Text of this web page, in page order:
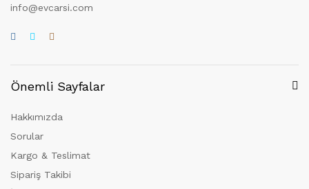
info@evcarsi.com
Önemli Sayfalar
Hakkımızda
Sorular
Kargo & Teslimat
Sipariş Takibi